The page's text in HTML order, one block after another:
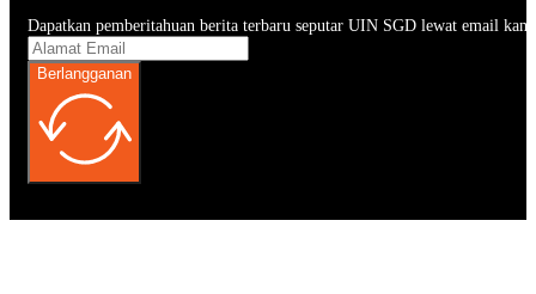
Dapatkan pemberitahuan berita terbaru seputar UIN SGD lewat email
Berlangganan